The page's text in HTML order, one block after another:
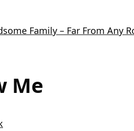
Family – Far From Any
Me